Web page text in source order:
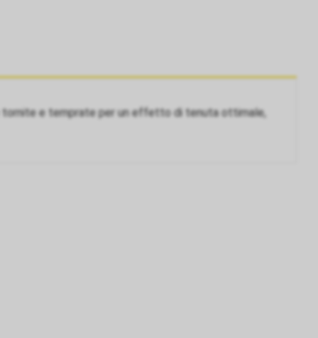
tornite e temprate per un effetto di tenuta ottimale,